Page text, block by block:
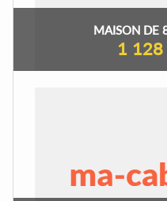
MAISON DE
1